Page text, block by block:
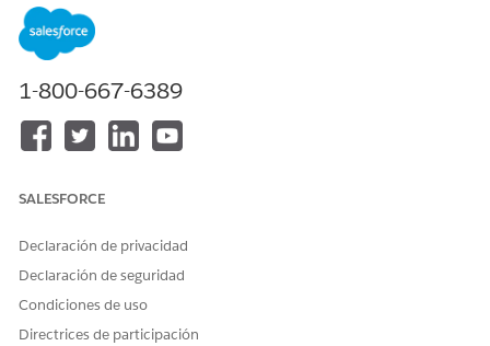
Obtenga visibilidad granular de su inventario de hardware
con seguimiento de cantidad dirigido por estado. Asigne
estados de activos dinámicos a campos de cantidad de
elementos de productos específicos. Los conteos de
de vida real. Asignaciones de inventario estándar y de alta
prioridad separadas. Este seguimiento evita la doble
auditorías de cumplimiento.
Gestionar conteos de inventario con asignaciones de
estado de activo
Asigne estados de activos dinámicos a campos de
cantidad de elementos de productos estáticos para
realizar un seguimiento de conteos de inventario
1-800-667-6389
SALESFORCE
Declaración de privacidad
Declaración de seguridad
Condiciones de uso
Directrices de participación